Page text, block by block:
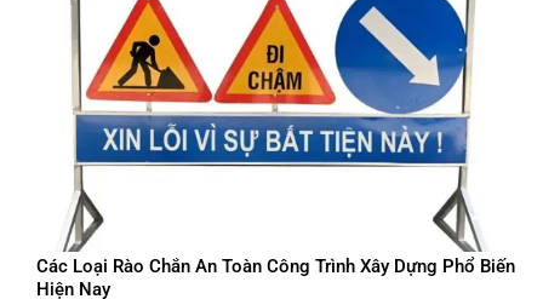
Các Loại Rào Chắn An Toàn Công Trình Xây Dựng Phổ Biến
Hiện Nay